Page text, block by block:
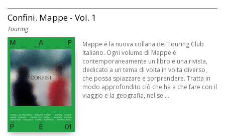
Confini. Mappe - Vol. 1
Touring
Mappe è la nuova collana del Touring Club
Italiano. Ogni volume di Mappe è
contemporaneamente un libro e una rivista,
dedicato a un tema di volta in volta diverso,
che possa spiazzare e sorprendere. Tratta in
modo approfondito ciò che ha a che fare con il
viaggio e la geografia, nel se ...